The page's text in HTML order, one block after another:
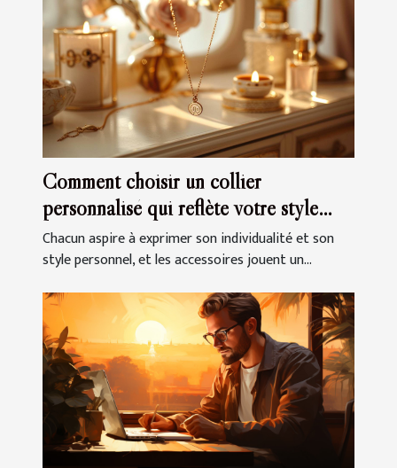
Comment choisir un collier
personnalisé qui reflète votre style
unique
Chacun aspire à exprimer son individualité et son
style personnel, et les accessoires jouent un...